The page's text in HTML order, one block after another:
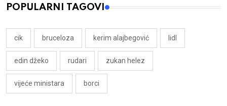
POPULARNI TAGOVI
cik bruceloza kerim alajbegović lidl
edin džeko rudari zukan helez
vijeće ministara borci